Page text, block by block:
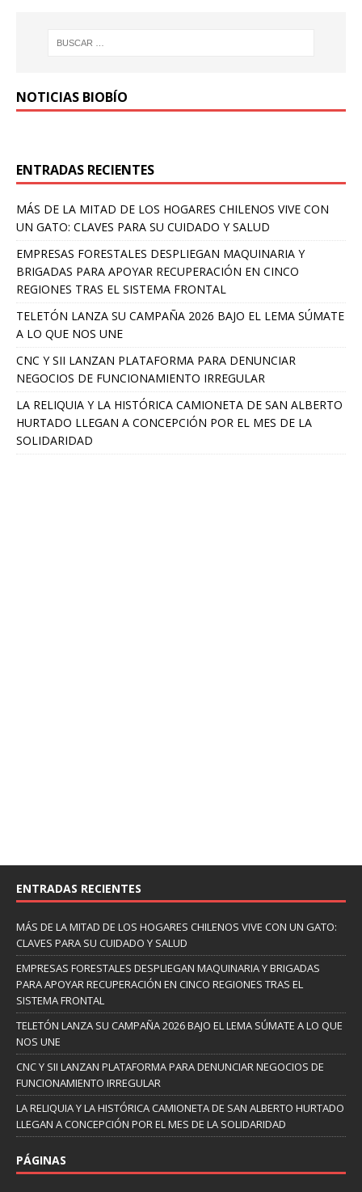
NOTICIAS BIOBÍO
ENTRADAS RECIENTES
MÁS DE LA MITAD DE LOS HOGARES CHILENOS VIVE CON
UN GATO: CLAVES PARA SU CUIDADO Y SALUD
EMPRESAS FORESTALES DESPLIEGAN MAQUINARIA Y
BRIGADAS PARA APOYAR RECUPERACIÓN EN CINCO
REGIONES TRAS EL SISTEMA FRONTAL
TELETÓN LANZA SU CAMPAÑA 2026 BAJO EL LEMA SÚMATE
A LO QUE NOS UNE
CNC Y SII LANZAN PLATAFORMA PARA DENUNCIAR
NEGOCIOS DE FUNCIONAMIENTO IRREGULAR
LA RELIQUIA Y LA HISTÓRICA CAMIONETA DE SAN ALBERTO
HURTADO LLEGAN A CONCEPCIÓN POR EL MES DE LA
SOLIDARIDAD
ENTRADAS RECIENTES
MÁS DE LA MITAD DE LOS HOGARES CHILENOS VIVE CON UN GATO:
CLAVES PARA SU CUIDADO Y SALUD
EMPRESAS FORESTALES DESPLIEGAN MAQUINARIA Y BRIGADAS
PARA APOYAR RECUPERACIÓN EN CINCO REGIONES TRAS EL
SISTEMA FRONTAL
TELETÓN LANZA SU CAMPAÑA 2026 BAJO EL LEMA SÚMATE A LO QUE
NOS UNE
CNC Y SII LANZAN PLATAFORMA PARA DENUNCIAR NEGOCIOS DE
FUNCIONAMIENTO IRREGULAR
LA RELIQUIA Y LA HISTÓRICA CAMIONETA DE SAN ALBERTO HURTADO
LLEGAN A CONCEPCIÓN POR EL MES DE LA SOLIDARIDAD
PÁGINAS